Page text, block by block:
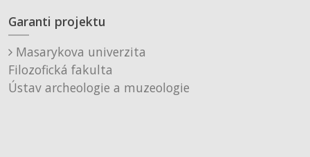
Garanti projektu
Masarykova univerzita
Filozofická fakulta
Ústav archeologie a muzeologie